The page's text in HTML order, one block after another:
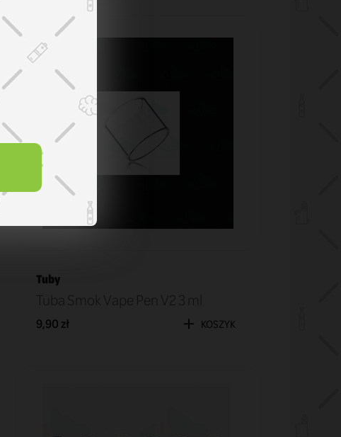
Tuby
Tuba Smok Vape Pen V2 3 ml
9,90 zł KOSZYK